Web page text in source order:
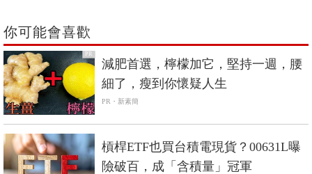
你可能會喜歡
PR
減肥首選，檸檬加它，堅持一週，腰
細了，瘦到你懷疑人生
PR・新素簡
槓桿ETF也買台積電現貨？00631L曝
險破百，成「含積量」冠軍